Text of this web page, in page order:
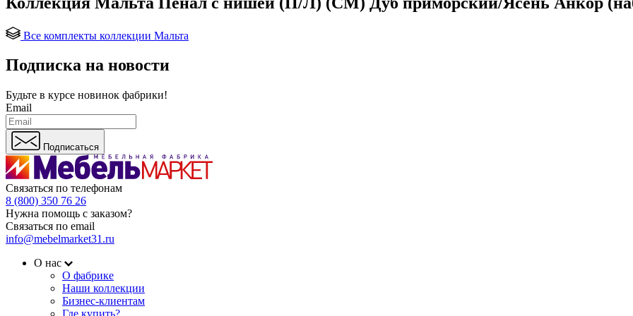
Все комплекты коллекции Мальта
Подписка на новости
Будьте в курсе новинок фабрики!
Email
Подписаться
Связаться по телефонам
8 (800) 350 76 26
Нужна помощь с заказом?
Связаться по email
info@mebelmarket31.ru
О нас
О фабрике
Наши коллекции
Бизнес-клиентам